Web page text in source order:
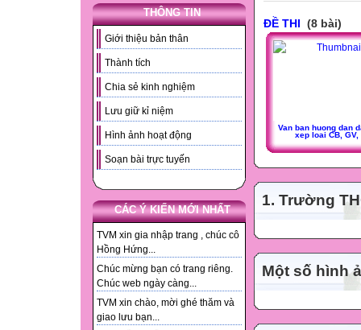
THÔNG TIN
Giới thiệu bản thân
Thành tích
Chia sẻ kinh nghiệm
Lưu giữ kỉ niệm
Hình ảnh hoạt động
Soạn bài trực tuyến
CÁC Ý KIẾN MỚI NHẤT
TVM xin gia nhập trang , chúc cô
Hồng Hứng...
Chúc mừng bạn có trang riêng.
Chúc web ngày càng...
TVM xin chào, mời ghé thăm và
giao lưu bạn...
ĐỀ THI (8 bài)
Van ban huong dan
xep loai CB, GV,
1. Trường
Một số hình